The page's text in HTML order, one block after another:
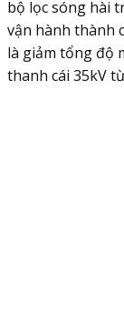
bộ lọc sóng hài
vận hành thành
là giảm tổng độ
thanh cái 35kV